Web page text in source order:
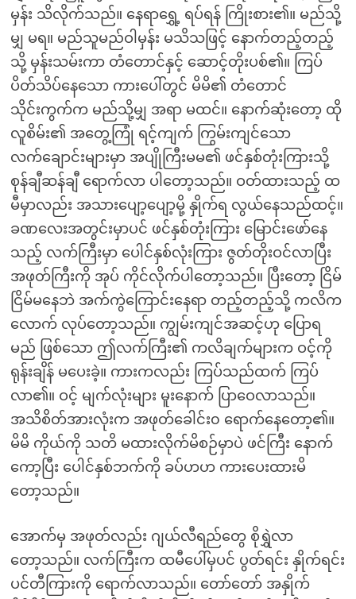
မှန်း သိလိုက်သည်။ နေရာရွှေ့ ရပ်ရန် ကြိုးစား၏။ မည်သို့
မျှ မရ။ မည်သူမည်ဝါမှန်း မသိသဖြင့် နောက်တည့်တည့်
သို့ မှန်းသမ်းကာ တံတောင်နှင့် ဆောင့်တိုးပစ်၏။ ကြပ်
ပိတ်သိပ်နေသော ကားပေါ်တွင် မိမိ၏ တံတောင်
သိုင်းကွက်က မည်သို့မျှ အရာ မထင်။ နောက်ဆုံးတော့ ထို
လူစိမ်း၏ အတွေ့ကြုံ ရင့်ကျက် ကြွမ်းကျင်သော
လက်ချောင်းများမှာ အပျိုကြီးမမ၏ ဖင်နှစ်တုံးကြားသို့
စုန်ချီဆန်ချီ ရောက်လာ ပါတော့သည်။ ဝတ်ထားသည့် ထ
မီမှာလည်း အသားပျော့ပျော့မို့ နှိုက်ရ လွယ်နေသည်ထင့်။
ခဏလေးအတွင်းမှာပင် ဖင်နှစ်တုံးကြား မြောင်းဖော်နေ
သည့် လက်ကြီးမှာ ပေါင်နှစ်လုံးကြား ဇွတ်တိုးဝင်လာပြီး
အဖုတ်ကြီးကို အုပ် ကိုင်လိုက်ပါတော့သည်။ ပြီးတော့ ငြိမ်
ငြိမ်မနေဘဲ အက်ကွဲကြောင်းနေရာ တည့်တည့်သို့ ကလိက
လောက် လုပ်တော့သည်။ ကျွမ်းကျင်အဆင့်ဟု ပြောရ
မည် ဖြစ်သော ဤလက်ကြီး၏ ကလိချက်များက ဝင့်ကို
ရုန်းချိန် မပေးခဲ့။ ကားကလည်း ကြပ်သည်ထက် ကြပ်
လာ၏။ ဝင့် မျက်လုံးများ မူးနောက် ပြာဝေလာသည်။
အသိစိတ်အားလုံးက အဖုတ်ခေါင်း၀ ရောက်နေတော့၏။
မိမိ ကိုယ်ကို သတိ မထားလိုက်မိစဉ်မှာပဲ ဖင်ကြီး နောက်
ကော့ပြီး ပေါင်နှစ်ဘက်ကို ခပ်ဟဟ ကားပေးထားမိ
တော့သည်။
အောက်မှ အဖုတ်လည်း ဂျယ်လီရည်တွေ စိုရွှဲလာ
တော့သည်။ လက်ကြီးက ထမီပေါ်မှပင် ပွတ်ရင်း နှိုက်ရင်း
ပင်တီကြားကို ရောက်လာသည်။ တော်တော် အနှိုက်